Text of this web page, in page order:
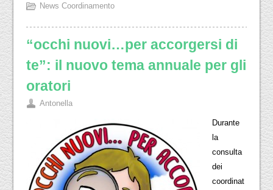
News Coordinamento
“occhi nuovi…per accorgersi di
te”: il nuovo tema annuale per gli
oratori
Antonella
Durante
la
consulta
dei
coordinat